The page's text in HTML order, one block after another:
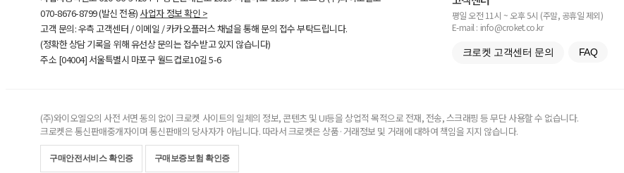
070-8676-8799 (발신 전용) 사업자 정보 확인 >
고객 문의: 우측 고객센터 / 이메일 / 카카오플러스 채널을 통해 문의 접수 부탁드립니다.
(정확한 상담 기록을 위해 유선상 문의는 접수받고 있지 않습니다)
주소 [04004] 서울특별시 마포구 월드컵로10길5-6
평일 오전 11시 ~ 오후 5시 (주말, 공휴일 제외)
E-mail : info@croket.co.kr
크로켓 고객센터 문의 FAQ
(주)와이오엘오의 사전 서면 동의 없이 크로켓 사이트의 일체의 정보, 콘텐츠 및 UI등을 상업적 목적으로 전재, 전송, 스크래핑 등 무단 사용할 수 없습니다.
크로켓은 통신판매중개자이며 통신판매의 당사자가 아닙니다. 따라서 크로켓은 상품·거래정보 및 거래에 대하여 책임을 지지 않습니다.
구매안전서비스 확인증 구매보증보험 확인증